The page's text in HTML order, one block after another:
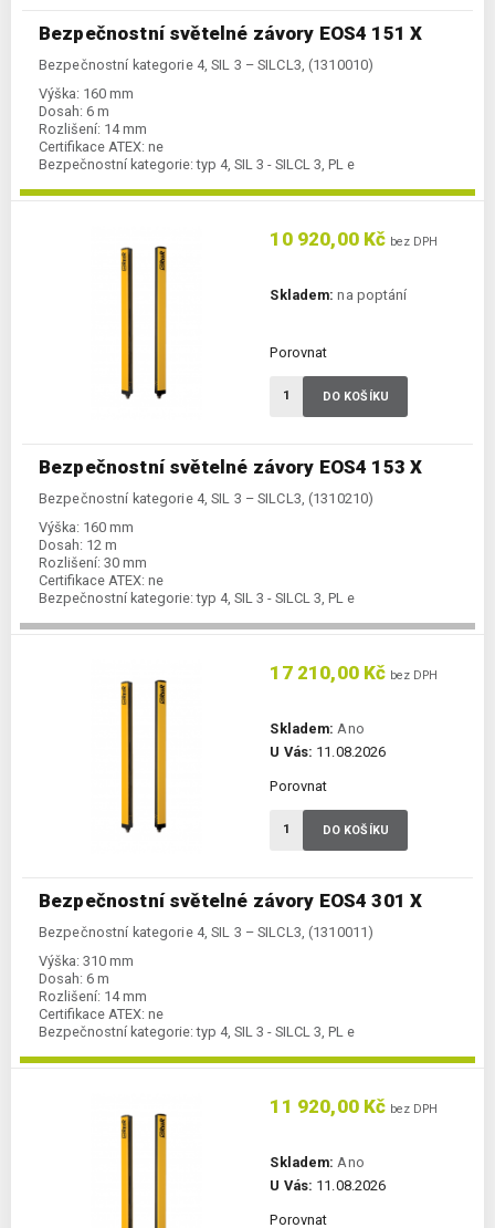
Bezpečnostní světelné závory EOS4 151 X
Bezpečnostní kategorie 4, SIL 3 – SILCL3, (1310010)
Výška: 160 mm
Dosah: 6 m
Rozlišení: 14 mm
Certifikace ATEX: ne
Bezpečnostní kategorie: typ 4, SIL 3 - SILCL 3, PL e
Bezpečnostní světelné závory EOS4 153 X
Bezpečnostní kategorie 4, SIL 3 – SILCL3, (1310210)
Výška: 160 mm
Dosah: 12 m
Rozlišení: 30 mm
Certifikace ATEX: ne
Bezpečnostní kategorie: typ 4, SIL 3 - SILCL 3, PL e
10 920,00 Kč bez DPH
Skladem: na poptání
Porovnat
DO KOŠÍKU
Bezpečnostní světelné závory EOS4 301 X
Bezpečnostní kategorie 4, SIL 3 – SILCL3, (1310011)
Výška: 310 mm
Dosah: 6 m
Rozlišení: 14 mm
Certifikace ATEX: ne
Bezpečnostní kategorie: typ 4, SIL 3 - SILCL 3, PL e
17 210,00 Kč bez DPH
Skladem: Ano
U Vás: 11.08.2026
Porovnat
DO KOŠÍKU
11 920,00 Kč bez DPH
Skladem: Ano
U Vás: 11.08.2026
Porovnat